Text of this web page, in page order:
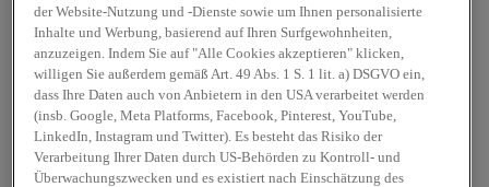
der Website-Nutzung und -Dienste sowie um Ihnen personalisierte
Inhalte und Werbung, basierend auf Ihren Surfgewohnheiten,
anzuzeigen. Indem Sie auf "Alle Cookies akzeptieren" klicken,
willigen Sie außerdem gemäß Art. 49 Abs. 1 S. 1 lit. a) DSGVO ein,
dass Ihre Daten auch von Anbietern in den USA verarbeitet werden
(insb. Google, Meta Platforms, Facebook, Pinterest, YouTube,
LinkedIn, Instagram und Twitter). Es besteht das Risiko der
Verarbeitung Ihrer Daten durch US-Behörden zu Kontroll- und
Überwachungszwecken und es existiert nach Einschätzung des